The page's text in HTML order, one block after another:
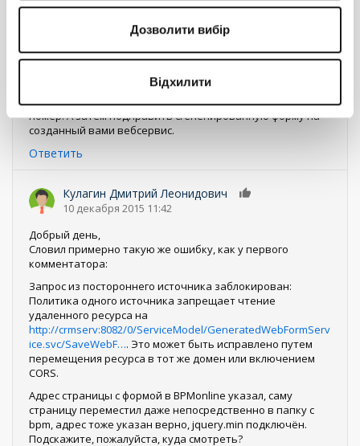
Дозволити вибір
Відхилити
Ответить
10 апреля 2015 09:31
0
Добрый день. Попробуйте сначала создать свой
вебсервис, который будет генерить лиды, и возвращать
номер. А затем подправить сгененированную форму на
созданный вами вебсервис.
Ответить
Кулагин Дмитрий Леонидович
10 декабря 2015 11:42
Добрый день,
Словил примерно такую же ошибку, как у первого
комментатора:
Запрос из постороннего источника заблокирован:
Политика одного источника запрещает чтение
удаленного ресурса на
http://crmserv:8082/0/ServiceModel/GeneratedWebFormServ
ice.svc/SaveWebF…. Это может быть исправлено путем
перемещения ресурса в тот же домен или включением
CORS.
Адрес страницы с формой в BPMonline указал, саму
страницу переместил даже непосредственно в папку с
bpm, адрес тоже указан верно, jquery.min подключён.
Подскажите, пожалуйста, куда смотреть?